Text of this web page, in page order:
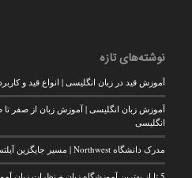
نوشته‌های تازه
آموزش قید در زبان انگلیسی | انواع قید و
آموزش زبان انگلیسی | آموزش زبان از صفر تا
انگلیسی
مدرک دانشگاه Northwest | مسیر جایگزین آیلتس